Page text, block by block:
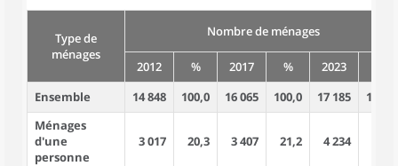
Type de
ménages
Nombre de ménages
2012 % 2017 % 2023
Ensemble
14 848 100,0 16 065 100,0 17 185
100,0
Ménages
d'une
personne
3 017 20,3 3 407 21,2 4 234